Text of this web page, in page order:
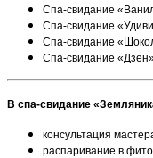
Спа-свидание
Спа-свидание
Спа-свидание
Спа-свидание
В спа-свидание
консультация
распаривание в